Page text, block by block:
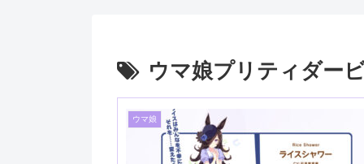
ウマ娘プリティダー
ウマ娘